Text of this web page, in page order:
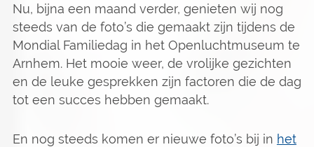
Nu, bijna een maand verder, genieten wij nog
steeds van de foto’s die gemaakt zijn tijdens de
Mondial Familiedag in het Openluchtmuseum te
Arnhem. Het mooie weer, de vrolijke gezichten
en de leuke gesprekken zijn factoren die de dag
tot een succes hebben gemaakt.
En nog steeds komen er nieuwe foto’s bij in het